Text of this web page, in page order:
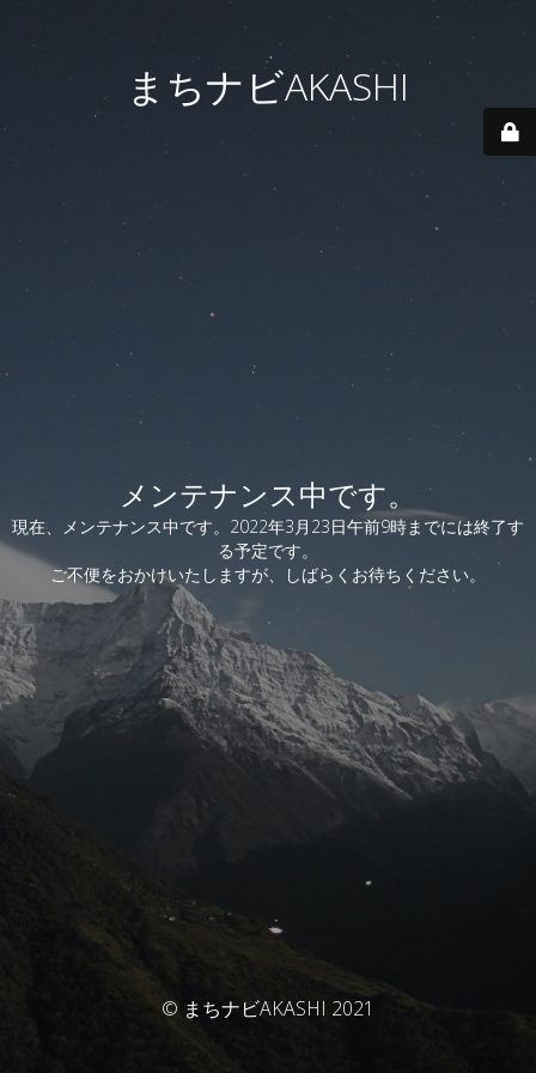
まちナビAKASHI
メンテナンス中です。
現在、メンテナンス中です。2022年3月23日午前9時までには終了す
る予定です。
ご不便をおかけいたしますが、しばらくお待ちください。
© まちナビAKASHI 2021